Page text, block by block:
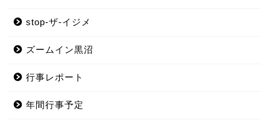
stop-ザ-イジメ
ズームイン黒沼
行事レポート
年間行事予定